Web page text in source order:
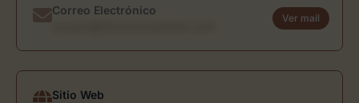
Correo Electrónico
Ver mail
Sitio Web